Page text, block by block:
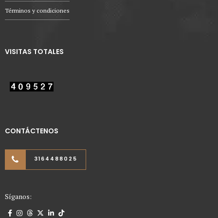
Términos y condiciones
VISITAS TOTALES
CONTÁCTENOS
3164488025
Síganos: